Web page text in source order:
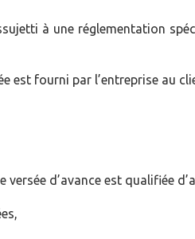
à une réglementation
est fourni par l’entreprise au
d’avance est qualifiée